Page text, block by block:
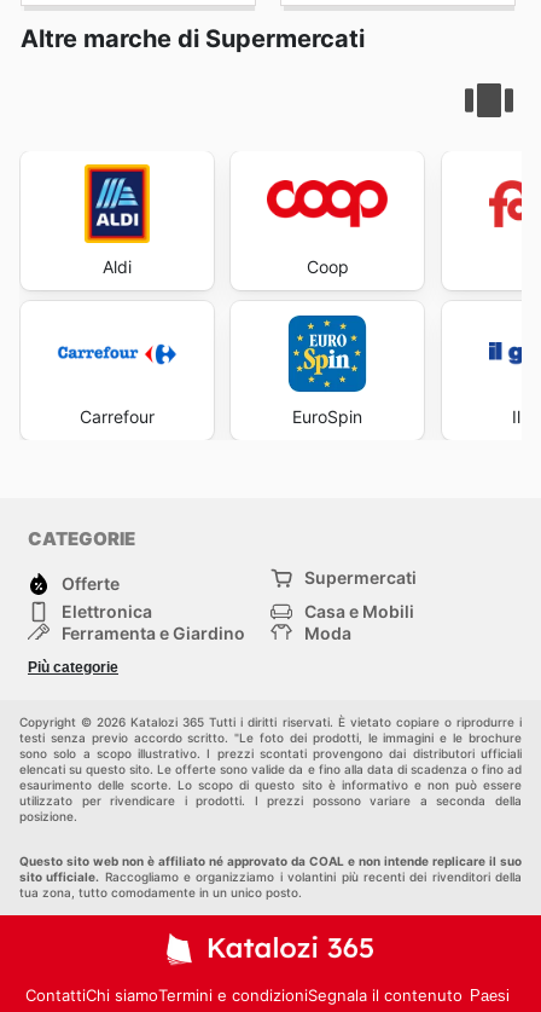
Altre marche di Supermercati
Aldi
Carrefour
Coop
EuroSpin Il
CATEGORIE
Offerte
Supermercati
Elettronica
Casa e Mobili
Ferramenta e Giardino
Moda
Bambini e Neonati
Più categorie
Copyright © 2026 Katalozi 365 Tutti i diritti riservati. È vietato copiare o riprodurre i
testi senza previo accordo scritto. "Le foto dei prodotti, le immagini e le brochure
sono solo a scopo illustrativo. I prezzi scontati provengono dai distributori ufficiali
elencati su questo sito. Le offerte sono valide da e fino alla data di scadenza o fino ad
esaurimento delle scorte. Lo scopo di questo sito è informativo e non può essere
utilizzato per rivendicare i prodotti. I prezzi possono variare a seconda della
posizione.
Questo sito web non è affiliato né approvato da COAL e non intende replicare il suo
sito ufficiale. Raccogliamo e organizziamo i volantini più recenti dei rivenditori della
tua zona, tutto comodamente in un unico posto.
ContattiChi siamoTermini e condizioniSegnala il contenuto Paesi